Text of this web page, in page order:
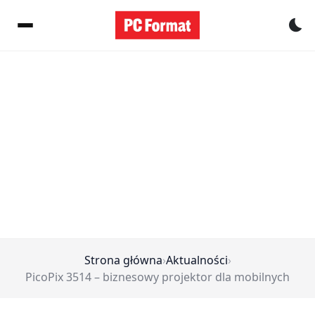
Strona główna›Aktualności›
PicoPix 3514 – biznesowy projektor dla mobilnych